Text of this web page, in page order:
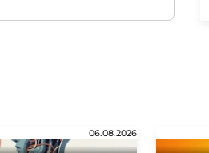
06.08.2026